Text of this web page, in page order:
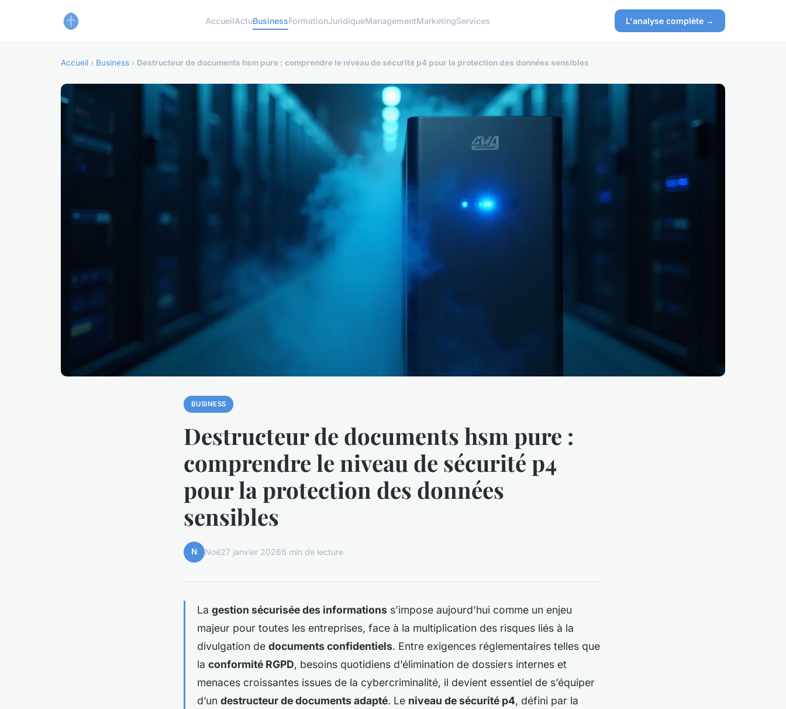
AccueilActuBusinessFormationJuridiqueManagementMarketingServices L'analyse complète →
Accueil › Business › Destructeur de documents hsm pure : comprendre le niveau de sécurité p4 pour la protection des données sensibles
BUSINESS
Destructeur de documents hsm pure :
comprendre le niveau de sécurité p4
pour la protection des données
sensibles
N Noé27 janvier 20266 min de lecture
La gestion sécurisée des informations s’impose aujourd’hui comme un enjeu
majeur pour toutes les entreprises, face à la multiplication des risques liés à la
divulgation de documents confidentiels. Entre exigences réglementaires telles que
la conformité RGPD, besoins quotidiens d’élimination de dossiers internes et
menaces croissantes issues de la cybercriminalité, il devient essentiel de s’équiper
d’un destructeur de documents adapté. Le niveau de sécurité p4, défini par la